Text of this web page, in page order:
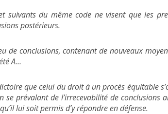
suivants du même code ne visent que les
postérieurs.
de conclusions, contenant de nouveaux
A…
que celui du droit à un procès équitable
prévalant de l’irrecevabilité de conclusions
lui soit permis d’y répondre en défense.